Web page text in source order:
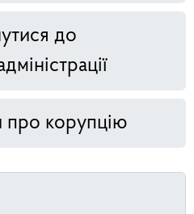
до
про корупцію